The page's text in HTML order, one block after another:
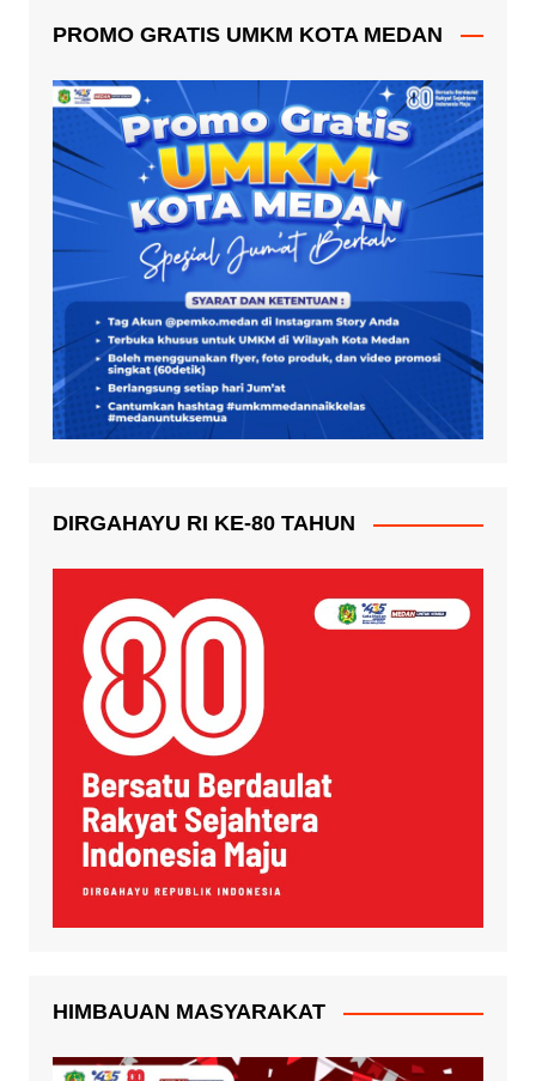
PROMO GRATIS UMKM KOTA MEDAN
DIRGAHAYU RI KE-80 TAHUN
HIMBAUAN MASYARAKAT